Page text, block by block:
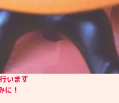
います
に！